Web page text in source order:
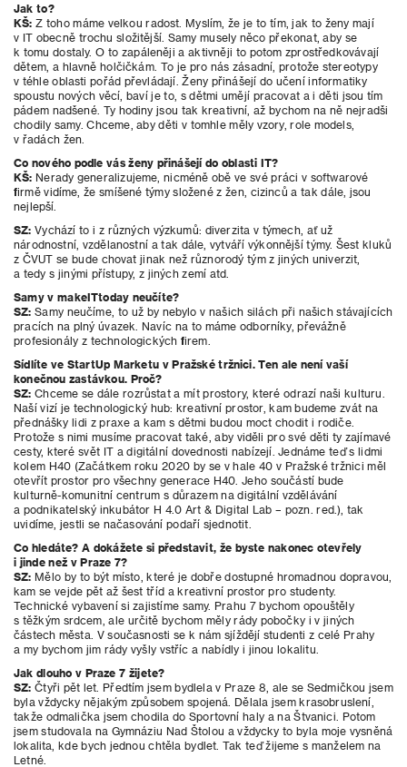
Jak to?
KŠ:Z toho máme velkou radost. Myslím, že je to tím, jak to ženy mají
v IT obecně trochu složitější. Samy musely něco překonat, aby se
k tomu dostaly. O to zapáleněji a aktivněji to potom zprostředkovávají
dětem, a hlavně holčičkám. To je pro nás zásadní, protože stereotypy
v téhle oblasti pořád převládají. Ženy přinášejí do učení informatiky
spoustu nových věcí, baví je to, s dětmi umějí pracovat a i děti jsou tím
pádem nadšené. Ty hodiny jsou tak kreativní, až bychom na ně nejradši
chodily samy. Chceme, aby děti v tomhle měly vzory, role models,
v řadách žen.
Co nového podle vás ženy přinášejí do oblasti IT?
KŠ: Nerady generalizujeme, nicméně obě ve své práci v softwarové
firmě vidíme, že smíšené týmy složené z žen, cizinců a tak dále, jsou
nejlepší.
SZ:Vychází to i z různých výzkumů: diverzita v týmech, ať už
národnostní, vzdělanostní a tak dále, vytváří výkonnější týmy. Šest kluků
z ČVUT se bude chovat jinak než různorodý tým z jiných univerzit,
a tedy s jinými přístupy, z jiných zemí atd.
Samy v makeITtoday neučíte?
SZ: Samy neučíme, to už by nebylo v našich silách při našich stávajících
pracích na plný úvazek. Navíc na to máme odborníky, převážně
profesionály z technologických firem.
Sídlíte ve StartUp Marketu v Pražské tržnici. Ten ale není vaší
konečnou zastávkou. Proč?
SZ: Chceme se dále rozrůstat a mít prostory, které odrazí naši kulturu.
Naší vizí je technologický hub: kreativní prostor, kam budeme zvát na
přednášky lidi z praxe a kam s dětmi budou moct chodit i rodiče.
Protože s nimi musíme pracovat také, aby viděli pro své děti ty zajímavé
cesty, které svět IT a digitální dovednosti nabízejí. Jednáme teď s lidmi
kolem H40 (Začátkem roku 2020 by se v hale 40 v Pražské tržnici měl
otevřít prostor pro všechny generace H40. Jeho součástí bude
kulturně-komunitní centrum s důrazem na digitální vzdělávání
a podnikatelský inkubátor H 4.0 Art & Digital Lab – pozn. red.), tak
uvidíme, jestli se načasování podaří sjednotit.
Co hledáte? A dokážete si představit, že byste nakonec otevřely
i jinde než v Praze 7?
SZ: Mělo by to být místo, které je dobře dostupné hromadnou dopravou,
kam se vejde pět až šest tříd a kreativní prostor pro studenty.
Technické vybavení si zajistíme samy. Prahu 7 bychom opouštěly
s těžkým srdcem, ale určitě bychom měly rády pobočky i v jiných
částech města. V současnosti se k nám sjíždějí studenti z celé Prahy
a my bychom jim rády vyšly vstříc a nabídly i jinou lokalitu.
Jak dlouho v Praze 7 žijete?
SZ: Čtyři pět let. Předtím jsem bydlela v Praze 8, ale se Sedmičkou jsem
byla vždycky nějakým způsobem spojená. Dělala jsem krasobruslení,
takže odmalička jsem chodila do Sportovní haly a na Štvanici. Potom
jsem studovala na Gymnáziu Nad Štolou a vždycky to byla moje vysněná
lokalita, kde bych jednou chtěla bydlet. Tak teď žijeme s manželem na
Letné.